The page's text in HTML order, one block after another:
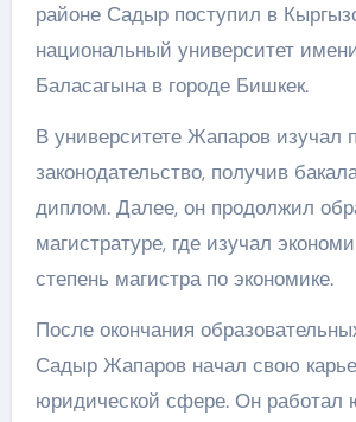
районе Садыр поступил в
национальный университет
Баласагына в городе Бишкек.
В университете Жапаров изучал
законодательство, получив
диплом. Далее, он продолжил
магистратуре, где изучал
степень магистра по экономике.
После окончания
Садыр Жапаров начал свою
юридической сфере. Он работал